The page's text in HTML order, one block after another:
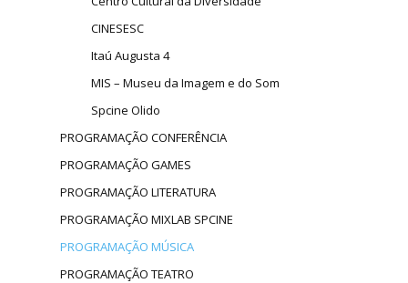
CINESESC
Itaú Augusta 4
MIS – Museu da Imagem e do Som
Spcine Olido
PROGRAMAÇÃO CONFERÊNCIA
PROGRAMAÇÃO GAMES
PROGRAMAÇÃO LITERATURA
PROGRAMAÇÃO MIXLAB SPCINE
PROGRAMAÇÃO MÚSICA
PROGRAMAÇÃO TEATRO